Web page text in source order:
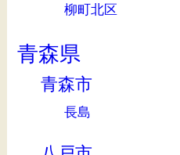
柳町北区
青森県
青森市
長島